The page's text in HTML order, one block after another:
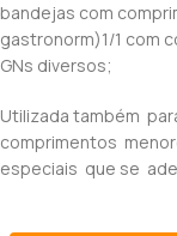
bandejas com
gastronorm)1/1 com
GNs diversos;
Utilizada também
comprimentos
especiais que se